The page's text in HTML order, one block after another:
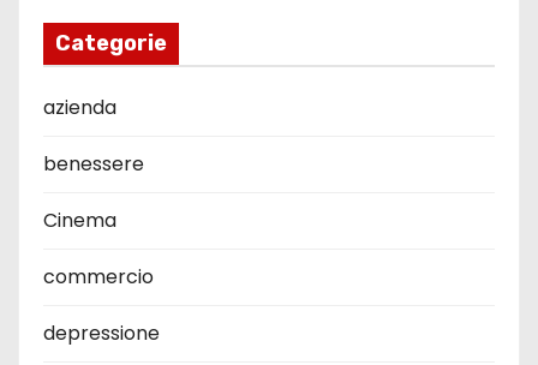
Categorie
azienda
benessere
Cinema
commercio
depressione